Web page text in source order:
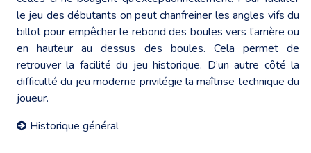
le jeu des débutants on peut chanfreiner les angles vifs du
billot pour empêcher le rebond des boules vers l’arrière ou
en hauteur au dessus des boules. Cela permet de
retrouver la facilité du jeu historique. D’un autre côté la
difficulté du jeu moderne privilégie la maîtrise technique du
joueur.
Historique général